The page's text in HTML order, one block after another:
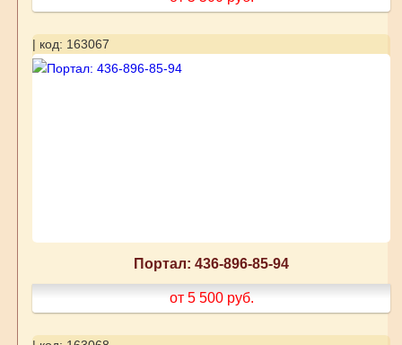
| код: 163067
Портал: 436-896-85-94
от 5 500 руб.